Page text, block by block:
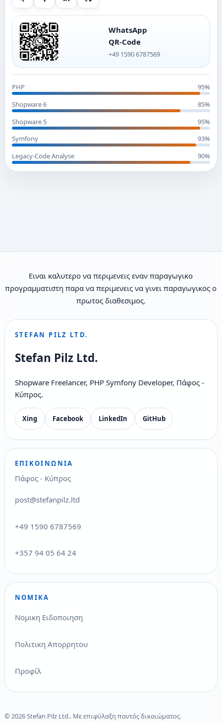
WhatsApp
QR-Code
+49 1590 6787569
PHP
95%
Shopware 6
85%
Shopware 5
95%
Symfony
93%
Legacy-Code Analyse
90%
Ειναι καλυτερο να περιμενεις εναν παραγωγικο
προγραμματιστη παρα να περιμενεις να γινει παραγωγικος ο
πρωτος διαθεσιμος.
STEFAN PILZ LTD.
Stefan Pilz Ltd.
Shopware Freelancer, PHP Symfony Developer, Πάφος -
Κύπρος.
Xing Facebook LinkedIn GitHub
ΕΠΙΚΟΙΝΩΝΊΑ
Πάφος - Κύπρος
post@stefanpilz.ltd
+49 1590 6787569
+357 94 05 64 24
ΝΟΜΙΚΆ
Νομικη Ειδοποιηση
Πολιτικη Απορρητου
Προφίλ
© 2026 Stefan Pilz Ltd.. Με επιφύλαξη παντός δικαιώματος.